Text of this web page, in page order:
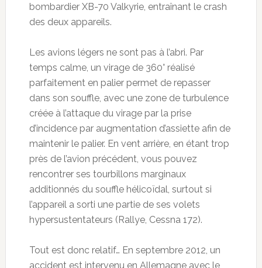
bombardier XB-70 Valkyrie, entraînant le crash
des deux appareils.
Les avions légers ne sont pas à l’abri. Par
temps calme, un virage de 360° réalisé
parfaitement en palier permet de repasser
dans son souffle, avec une zone de turbulence
créée à l’attaque du virage par la prise
d’incidence par augmentation d’assiette afin de
maintenir le palier. En vent arrière, en étant trop
près de l’avion précédent, vous pouvez
rencontrer ses tourbillons marginaux
additionnés du souffle hélicoïdal, surtout si
l’appareil a sorti une partie de ses volets
hypersustentateurs (Rallye, Cessna 172).
Tout est donc relatif… En septembre 2012, un
accident est intervenu en Allemagne avec le